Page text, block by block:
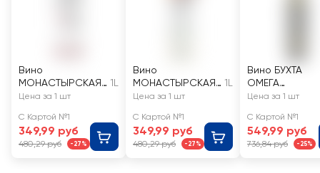
Вино
МОНАСТЫРСКАЯ
ТРАПЕЗА красное
1L
Цена за 1 шт
С Картой №1
349,99 руб
480,29 руб -27%
Вино
МОНАСТЫРСКАЯ
ТРАПЕЗА белое
1L
Цена за 1 шт
С Картой №1
349,99 руб
480,29 руб -27%
Вино БУХТА
ОМЕГА
Совиньон
Цена за 1 шт
С Картой №1
549,99 руб
736,84 руб -25%